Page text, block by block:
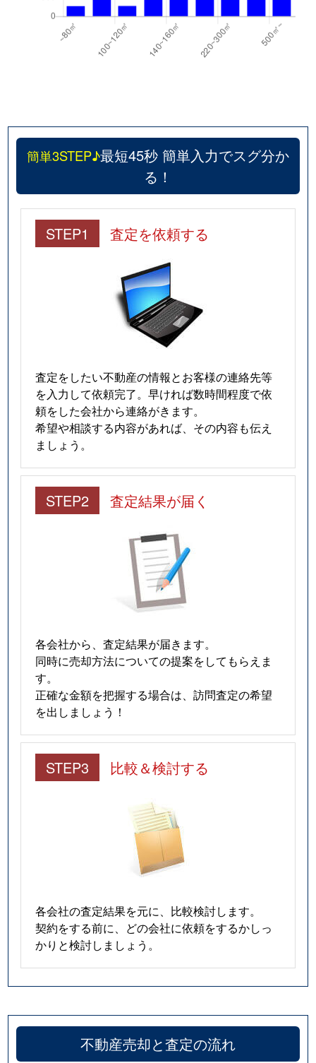
簡単3STEP♪最短45秒 簡単入力でスグ分か
る！
STEP1 査定を依頼する
査定をしたい不動産の情報とお客様の連絡先等
を入力して依頼完了。早ければ数時間程度で依
頼をした会社から連絡がきます。
希望や相談する内容があれば、その内容も伝え
ましょう。
STEP2 査定結果が届く
各会社から、査定結果が届きます。
同時に売却方法についての提案をしてもらえま
す。
正確な金額を把握する場合は、訪問査定の希望
を出しましょう！
STEP3 比較＆検討する
各会社の査定結果を元に、比較検討します。
契約をする前に、どの会社に依頼をするかしっ
かりと検討しましょう。
不動産売却と査定の流れ